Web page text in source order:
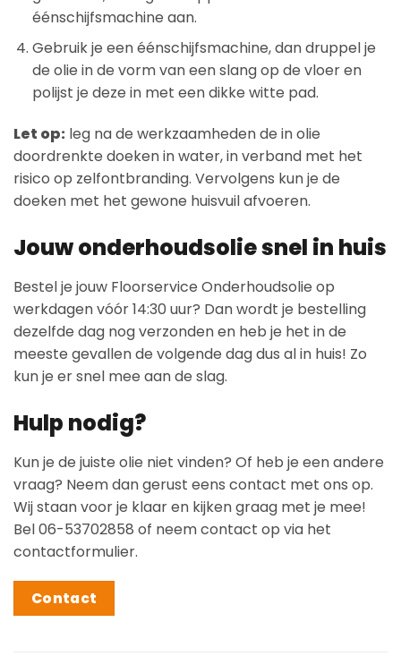
éénschijfsmachine aan.
Gebruik je een éénschijfsmachine, dan druppel je
de olie in de vorm van een slang op de vloer en
polijst je deze in met een dikke witte pad.
Let op: leg na de werkzaamheden de in olie
doordrenkte doeken in water, in verband met het
risico op zelfontbranding. Vervolgens kun je de
doeken met het gewone huisvuil afvoeren.
Jouw onderhoudsolie snel in huis
Bestel je jouw Floorservice Onderhoudsolie op
werkdagen vóór 14:30 uur? Dan wordt je bestelling
dezelfde dag nog verzonden en heb je het in de
meeste gevallen de volgende dag dus al in huis! Zo
kun je er snel mee aan de slag.
Hulp nodig?
Kun je de juiste olie niet vinden? Of heb je een andere
vraag? Neem dan gerust eens contact met ons op.
Wij staan voor je klaar en kijken graag met je mee!
Bel 06-53702858 of neem contact op via het
contactformulier.
Contact